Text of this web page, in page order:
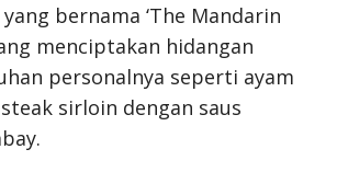
bernama ‘The Mandarin
menciptakan hidangan
personalnya seperti ayam
sirloin dengan saus